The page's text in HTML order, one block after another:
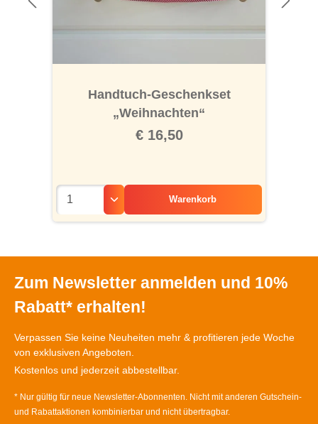
Handtuch-Geschenkset
„Weihnachten“
€ 16,50
Warenkorb
Zum Newsletter anmelden und 10%
Rabatt* erhalten!
Verpassen Sie keine Neuheiten mehr & profitieren jede Woche
von exklusiven Angeboten.
Kostenlos und jederzeit abbestellbar.
* Nur gültig für neue Newsletter-Abonnenten. Nicht mit anderen Gutschein-
und Rabattaktionen kombinierbar und nicht übertragbar.